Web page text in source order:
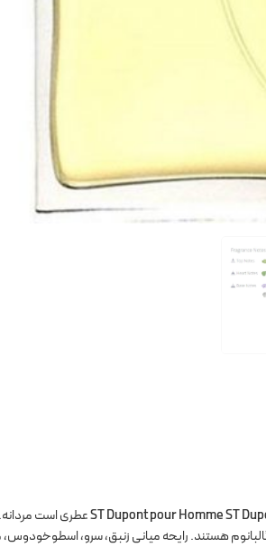
ST عطری است مردانه.
هستند. رایحه میانی زنبق، سرو،